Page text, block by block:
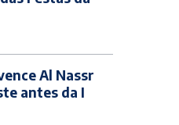
Al Nassr
antes da I